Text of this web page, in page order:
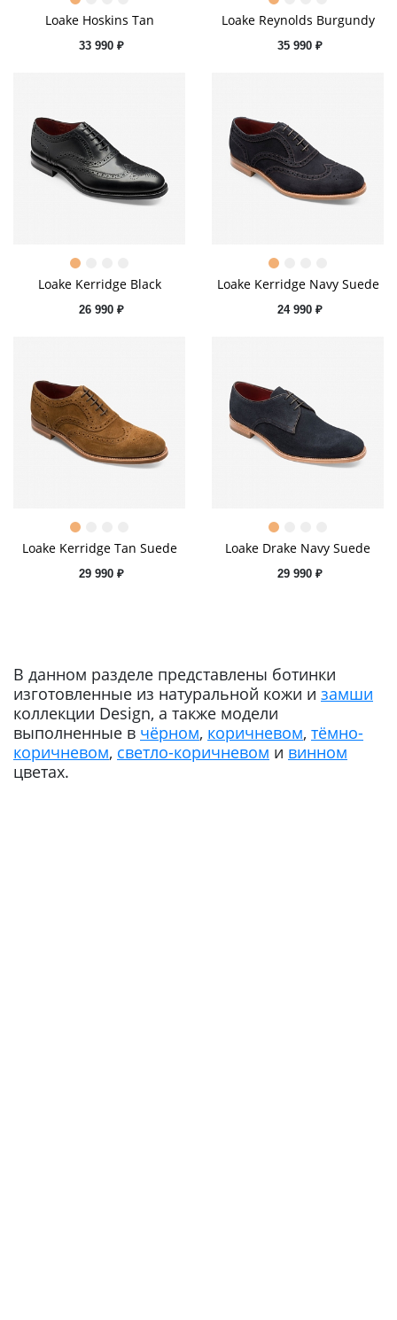
Loake Hoskins Tan
33 990 ₽
Loake Reynolds Burgundy
35 990 ₽
Loake Kerridge Black
26 990 ₽
Loake Kerridge Navy Suede
24 990 ₽
Loake Kerridge Tan Suede
29 990 ₽
Loake Drake Navy Suede
29 990 ₽
В данном разделе представлены ботинки
изготовленные из натуральной кожи и замши
коллекции Design, а также модели
выполненные в чёрном, коричневом, тёмно-
коричневом, светло-коричневом и винном
цветах.